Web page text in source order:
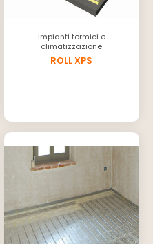
Impianti termici e
climatizzazione
ROLL XPS